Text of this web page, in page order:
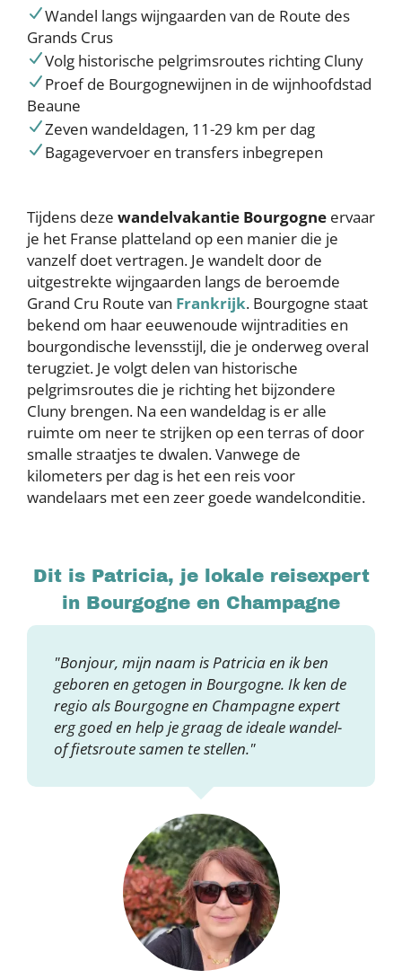
Wandel langs wijngaarden van de Route des
Grands Crus
Volg historische pelgrimsroutes richting Cluny
Proef de Bourgognewijnen in de wijnhoofdstad
Beaune
Zeven wandeldagen, 11-29 km per dag
Bagagevervoer en transfers inbegrepen
Tijdens deze wandelvakantie Bourgogne ervaar
je het Franse platteland op een manier die je
vanzelf doet vertragen. Je wandelt door de
uitgestrekte wijngaarden langs de beroemde
Grand Cru Route van Frankrijk. Bourgogne staat
bekend om haar eeuwenoude wijntradities en
bourgondische levensstijl, die je onderweg overal
terugziet. Je volgt delen van historische
pelgrimsroutes die je richting het bijzondere
Cluny brengen. Na een wandeldag is er alle
ruimte om neer te strijken op een terras of door
smalle straatjes te dwalen. Vanwege de
kilometers per dag is het een reis voor
wandelaars met een zeer goede wandelconditie.
Dit is Patricia, je lokale reisexpert
in Bourgogne en Champagne
"Bonjour, mijn naam is Patricia en ik ben
geboren en getogen in Bourgogne. Ik ken de
regio als Bourgogne en Champagne expert
erg goed en help je graag de ideale wandel-
of fietsroute samen te stellen."